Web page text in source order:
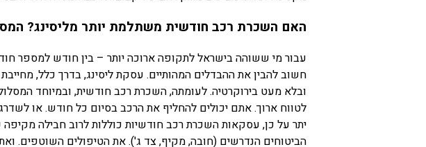
האם השכרת רכב חודשית משתלמת יותר מליסינג?
עבור מי ששוהה בישראל לתקופה ארוכה יותר – בין חודש למספר
חשוב להבין את ההבדלים המהותיים. עסקת ליסינג, בדרך כלל,
ובלא מעט בירוקרטיה. לעומתה, השכרת רכב חודשית, ובמיוחד
לטווח ארוך. אתם יכולים להחליף את הרכב בסיום כל חודש. או
יתר על כן, עסקאות השכרת רכב חודשיות כוללות לרוב חבילה
הביטוחים הנדרשים (חובה, מקיף, צד ג'). את הטיפולים השוטפים. ואת